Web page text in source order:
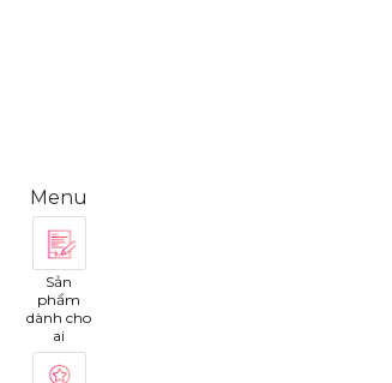
Menu
Sản
phẩm
dành cho
ai